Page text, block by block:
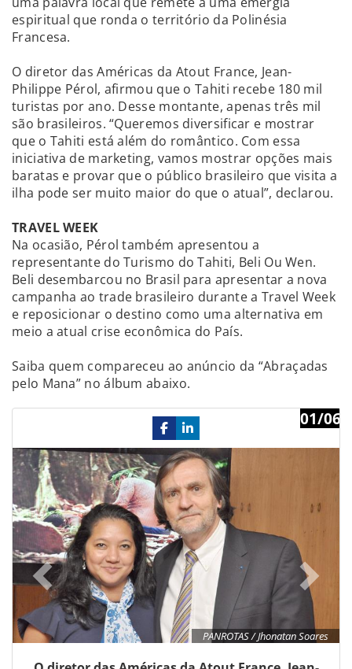
espiritual que ronda o território da Polinésia
Francesa.
O diretor das Américas da Atout France, Jean-
Philippe Pérol, afirmou que o Tahiti recebe 180 mil
turistas por ano. Desse montante, apenas três mil
são brasileiros. “Queremos diversificar e mostrar
que o Tahiti está além do romântico. Com essa
iniciativa de marketing, vamos mostrar opções mais
baratas e provar que o público brasileiro que visita a
ilha pode ser muito maior do que o atual”, declarou.
TRAVEL WEEK
Na ocasião, Pérol também apresentou a
representante do Turismo do Tahiti, Beli Ou Wen.
Beli desembarcou no Brasil para apresentar a nova
campanha ao trade brasileiro durante a Travel Week
e reposicionar o destino como uma alternativa em
meio a atual crise econômica do País.
Saiba quem compareceu ao anúncio da “Abraçadas
pelo Mana” no álbum abaixo.
PANROTAS / Jhonatan Soares
01/06
Previous